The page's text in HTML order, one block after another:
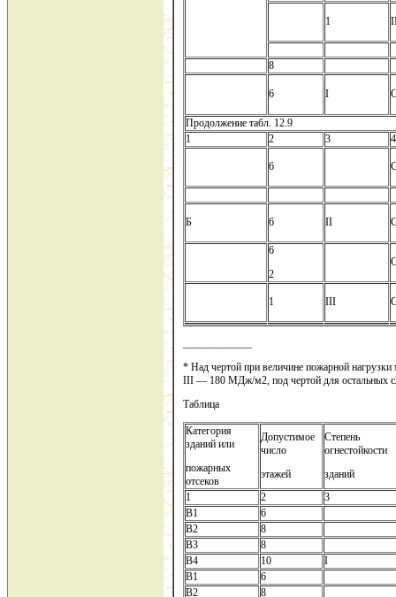
1
8
6 I
Продолжение табл. 12.9
1
2 3 4
6
Б 6 II
6
2
1 III
* Над чертой при величине пожарной
III — 180 МДж/м2, под чертой для остальных
Таблица
Категория
зданий или
пожарных
отсеков
Допустимое
число
этажей
Степень
огнестойкости
зданий
1
2
3
В1
6
В2
8
В3
8
В4
10
I
В1
6
В2
8